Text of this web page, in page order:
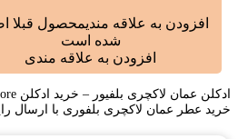
افزودن به علاقه مندیمحصول قبلا
شده است
افزودن به علاقه مندی
خرید عطر عمان لاکچری بلفوری با ارسال